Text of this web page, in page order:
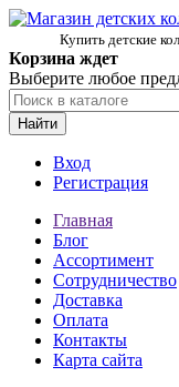
Купить детские
Корзина ждет
Выберите любое
Найти
Вход
Регистрация
Главная
Блог
Ассортимент
Сотрудничество
Доставка
Оплата
Контакты
Карта сайта